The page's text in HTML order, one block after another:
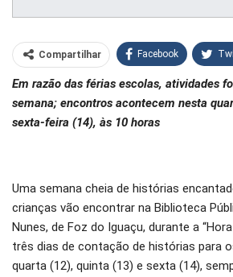
Compartilhar Facebook
WhatsApp
O email
Em razão das férias escolas, atividades
semana; encontros acontecem nesta
sexta-feira (14), às 10 horas
Uma semana cheia de histórias
crianças vão encontrar na Biblioteca
Nunes, de Foz do Iguaçu, durante a
três dias de contação de histórias para
quarta (12), quinta (13) e sexta (14),